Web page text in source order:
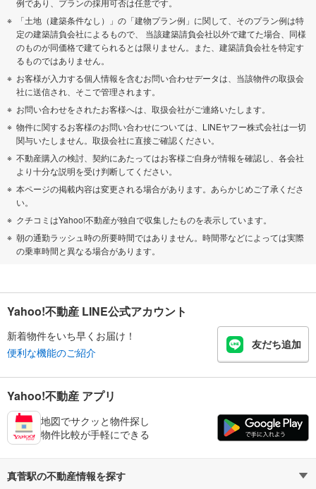
「土地（建築条件なし）」の「建物プラン例」に関して、そのプラン例は特
定の建築請負会社によるもので、 当該建築請負会社以外で建てた場合、同様
のものが同価格で建てられるとは限りません。また、建築請負会社を特定す
るものではありません。
お客様が入力する個人情報を含むお問い合わせデータは、当該物件の取扱会
社に送信され、そこで管理されます。
お問い合わせをされたお客様へは、取扱会社がご連絡いたします。
物件に関するお客様のお問い合わせについては、LINEヤフー株式会社は一切
関与いたしません。取扱会社に直接ご確認ください。
不動産購入の検討、契約にあたってはお客様ご自身が情報を確認し、各会社
より十分な説明を受け判断してください。
本ページの掲載内容は変更される場合があります。あらかじめご了承くださ
い。
クチコミはYahoo!不動産が独自で収集したものを表示しています。
朝の通勤ラッシュ時の所要時間ではありません。時間帯などによっては実際
の乗車時間と異なる場合があります。
Yahoo!不動産 LINE公式アカウント
新着物件をいち早くお届け！
便利な機能のご紹介
友だち追加
Yahoo!不動産 アプリ
地図でサクッと物件探し
物件比較が手軽にできる
真菅駅の不動産情報を探す